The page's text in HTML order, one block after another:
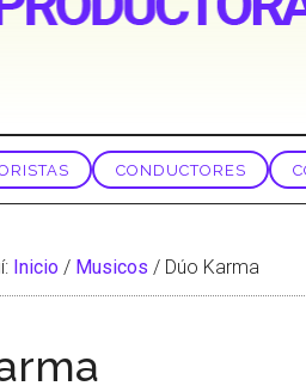
CONDUCTORES
Inicio / Musicos / Dúo Karma